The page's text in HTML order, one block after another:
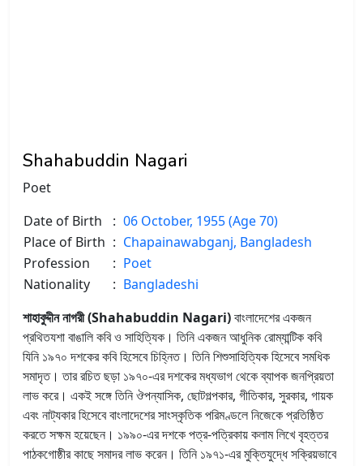
Shahabuddin Nagari
Poet
Date of Birth
: 06 October, 1955 (Age 70)
Place of Birth : Chapainawabganj, Bangladesh
Profession
: Poet
Nationality
: Bangladeshi
শাহাবুদ্দীন নাগরী (Shahabuddin Nagari)বাংলাদেশের একজন
প্রথিতযশা বাঙালি কবি ও সাহিত্যিক। তিনি একজন আধুনিক রোম্যান্টিক কবি
যিনি ১৯৭০ দশকের কবি হিসেবে চিহ্নিত। তিনি শিশুসাহিত্যিক হিসেবে সমধিক
সমাদৃত। তার রচিত ছড়া ১৯৭০-এর দশকের মধ্যভাগ থেকে ব্যাপক জনপ্রিয়তা
লাভ করে। একই সঙ্গে তিনি ঔপন্যাসিক, ছোটগল্পকার, গীতিকার, সুরকার, গায়ক
এবং নাট্যকার হিসেবে বাংলাদেশের সাংস্কৃতিক পরিমণ্ডলে নিজেকে প্রতিষ্ঠিত
করতে সক্ষম হয়েছেন। ১৯৯০-এর দশকে পত্র-পত্রিকায় কলাম লিখে বৃহত্তর
পাঠকগোষ্ঠীর কাছে সমাদর লাভ করেন। তিনি ১৯৭১-এর মুক্তিযুদ্ধে সক্রিয়ভাবে